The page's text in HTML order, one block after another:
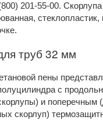
201-55-00. Скорлупа
стеклопластик,
труб 32 мм
пены
с
и поперечным
скорлуп)